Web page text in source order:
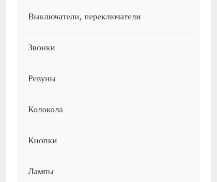
Выключатели, переключатели
Звонки
Ревуны
Колокола
Кнопки
Лампы